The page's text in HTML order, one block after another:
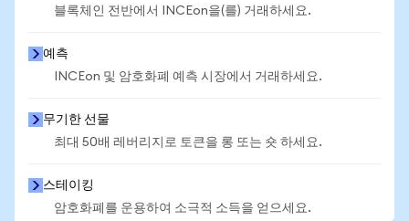
블록체인 전반에서 INCEon을(를) 거래하세요.
예측
INCEon 및 암호화폐 예측 시장에서 거래하세요.
무기한 선물
최대 50배 레버리지로 토큰을 롱 또는 숏 하세요.
스테이킹
암호화폐를 운용하여 소극적 소득을 얻으세요.